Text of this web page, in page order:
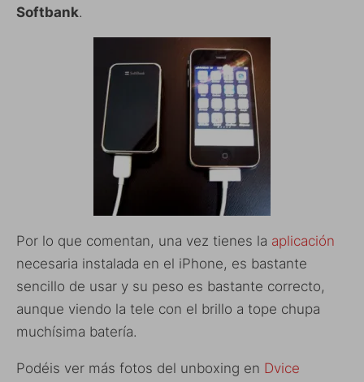
Softbank.
Por lo que comentan, una vez tienes la aplicación
necesaria instalada en el iPhone, es bastante
sencillo de usar y su peso es bastante correcto,
aunque viendo la tele con el brillo a tope chupa
muchísima batería.
Podéis ver más fotos del unboxing en Dvice